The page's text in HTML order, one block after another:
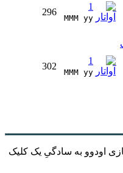
1
MMM yy
296
1
MMM yy
302
اودوو به سادگیِ یک کلیک